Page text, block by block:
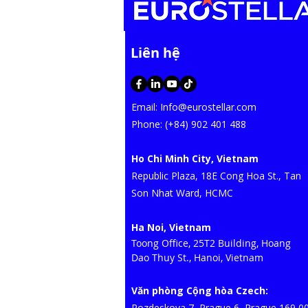
​Liên hệ
Email: Info@eurostellar.com
​​​Phone: (+84) 902 401 488
Ho Chi Minh City, Vietnam
​Republic Plaza, 18E Cong Hoa St., Tan
Son Nhat Ward, HCMC​
Ha Noi, Vietnam
Toong Office, 25T2 Building, Hoang
Dao Thuy St., Hanoi, Vietnam
Văn phòng Cộng hòa Czech: